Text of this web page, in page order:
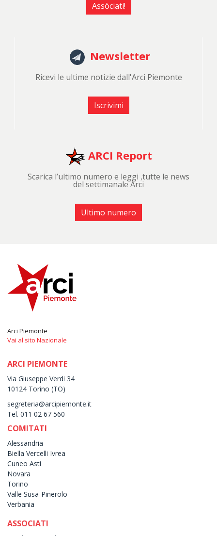
Assòciati!
Newsletter
Ricevi le ultime notizie dall'Arci Piemonte
Iscrivimi
ARCI Report
Scarica l’ultimo numero e leggi ,tutte le news
del settimanale Arci
Ultimo numero
Arci Piemonte
Vai al sito Nazionale
ARCI PIEMONTE
Via Giuseppe Verdi 34
10124 Torino (TO)
segreteria@arcipiemonte.it
Tel. 011 02 67 560
COMITATI
Alessandria
Biella Vercelli Ivrea
Cuneo Asti
Novara
Torino
Valle Susa-Pinerolo
Verbania
ASSOCIATI